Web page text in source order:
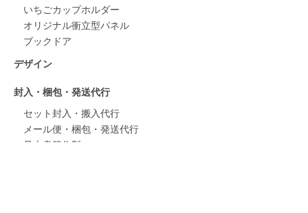
いちごカップホルダー
オリジナル衝立型パネル
ブックドア
デザイン
封入・梱包・発送代行
セット封入・搬入代行
メール便・梱包・発送代行
見本書籍作製